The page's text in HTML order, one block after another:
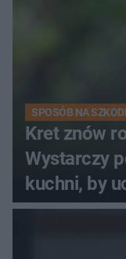
SPOSÓB NA
Kret znów
Wystarczy
kuchni, by